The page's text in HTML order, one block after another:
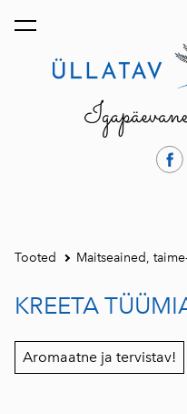
lisati ostukorvi.
Tooted Maitseained,
KREETA
Aromaatne ja tervistav!